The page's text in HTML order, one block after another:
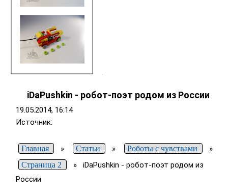
iDaPushkin - робот-поэт родом из России
19.05.2014, 16:14
Источник:
Главная » Статьи » Роботы с чувствами »
Страница 2 » iDaPushkin - робот-поэт родом из
России